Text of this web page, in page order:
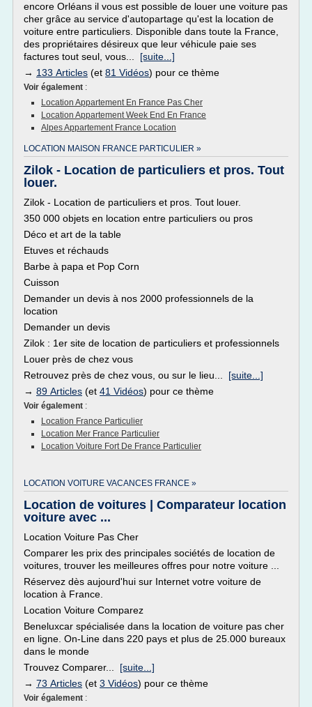
encore Orléans il vous est possible de louer une voiture pas
cher grâce au service d'autopartage qu'est la location de
voiture entre particuliers. Disponible dans toute la France,
des propriétaires désireux que leur véhicule paie ses
factures tout seul, vous... [suite...]
→ 133 Articles (et 81 Vidéos) pour ce thème
Voir également :
Location Appartement En France Pas Cher
Location Appartement Week End En France
Alpes Appartement France Location
LOCATION MAISON FRANCE PARTICULIER »
Zilok - Location de particuliers et pros. Tout
louer.
Zilok - Location de particuliers et pros. Tout louer.
350 000 objets en location entre particuliers ou pros
Déco et art de la table
Etuves et réchauds
Barbe à papa et Pop Corn
Cuisson
Demander un devis à nos 2000 professionnels de la
location
Demander un devis
Zilok : 1er site de location de particuliers et professionnels
Louer près de chez vous
Retrouvez près de chez vous, ou sur le lieu... [suite...]
→ 89 Articles (et 41 Vidéos) pour ce thème
Voir également :
Location France Particulier
Location Mer France Particulier
Location Voiture Fort De France Particulier
LOCATION VOITURE VACANCES FRANCE »
Location de voitures | Comparateur location
voiture avec ...
Location Voiture Pas Cher
Comparer les prix des principales sociétés de location de
voitures, trouver les meilleures offres pour notre voiture ...
Réservez dès aujourd'hui sur Internet votre voiture de
location à France.
Location Voiture Comparez
Beneluxcar spécialisée dans la location de voiture pas cher
en ligne. On-Line dans 220 pays et plus de 25.000 bureaux
dans le monde
Trouvez Comparer... [suite...]
→ 73 Articles (et 3 Vidéos) pour ce thème
Voir également :